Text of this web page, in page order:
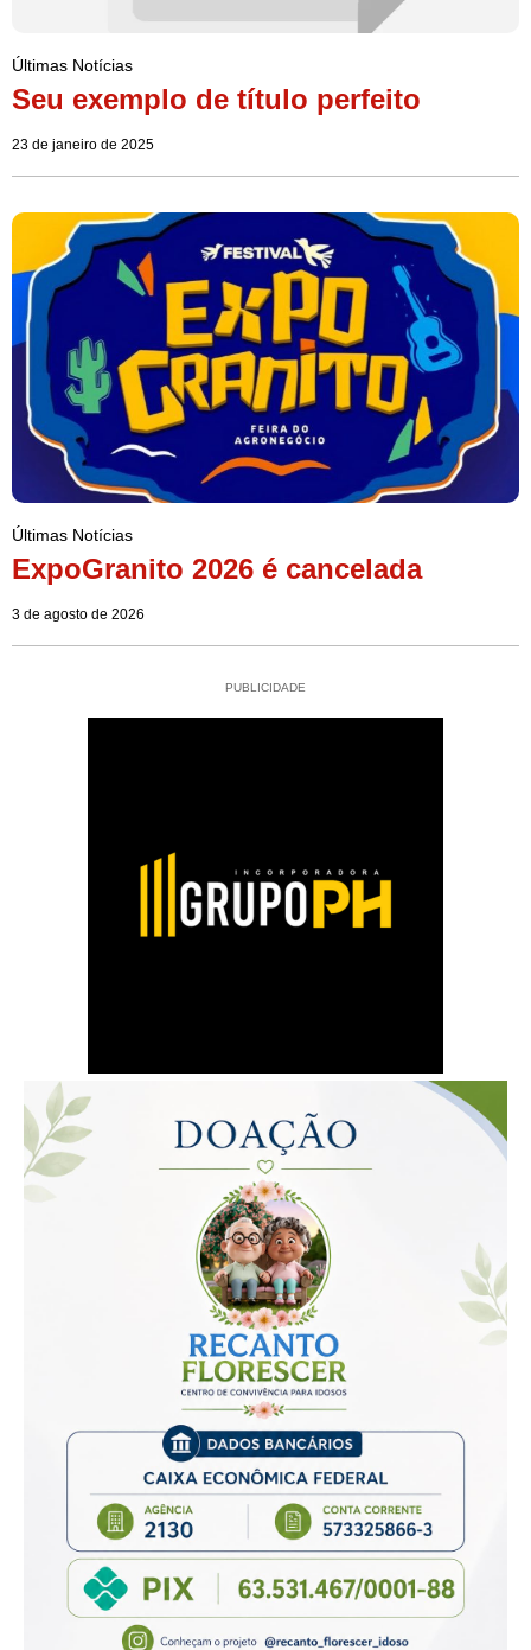
Últimas Notícias
Seu exemplo de título perfeito
23 de janeiro de 2025
Últimas Notícias
ExpoGranito 2026 é cancelada
3 de agosto de 2026
PUBLICIDADE